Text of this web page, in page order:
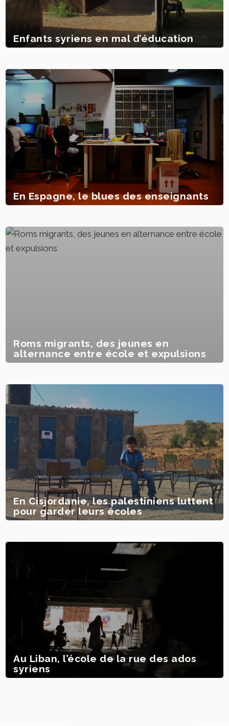
Enfants syriens en mal d’éducation
En Espagne, le blues des enseignants
Roms migrants, des jeunes en
alternance entre école et expulsions
En Cisjordanie, les palestiniens luttent
pour garder leurs écoles
Au Liban, l’école de la rue des ados
syriens